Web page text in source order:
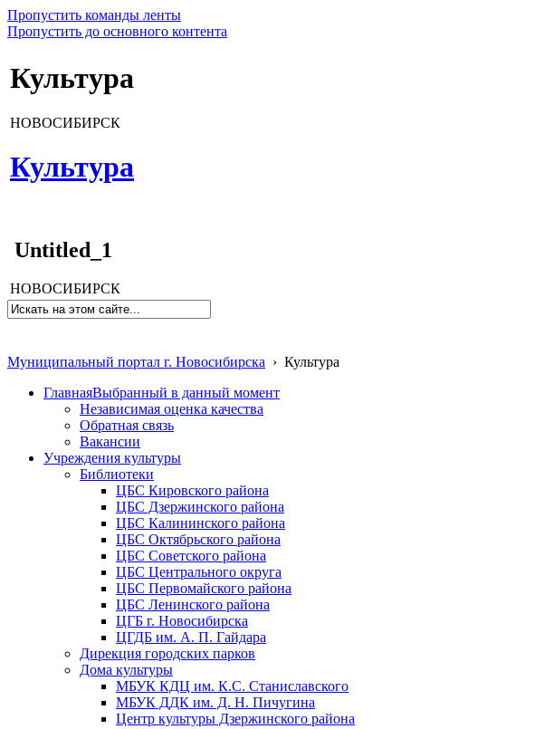
Пропустить команды ленты
Пропустить до основного контента
Культура
НОВОСИБИРСК
Культура
Untitled_1
НОВОСИБИРСК
Муниципальный портал г. Новосибирска › Культура
ГлавнаяВыбранный в данный момент
Независимая оценка качества
Обратная связь
Вакансии
Учреждения культуры
Библиотеки
ЦБС Кировского района
ЦБС Дзержинского района
ЦБС Калининского района
ЦБС Октябрьского района
ЦБС Советского района
ЦБС Центрального округа
ЦБС Первомайского района
ЦБС Ленинского района
ЦГБ г. Новосибирска
ЦГДБ им. А. П. Гайдара
Дирекция городских парков
Дома культуры
МБУК КДЦ им. К.С. Станиславского
МБУК ДДК им. Д. Н. Пичугина
Центр культуры Дзержинского района